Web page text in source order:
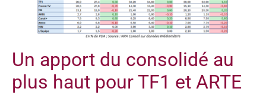
Un apport du consolidé au
plus haut pour TF1 et ARTE